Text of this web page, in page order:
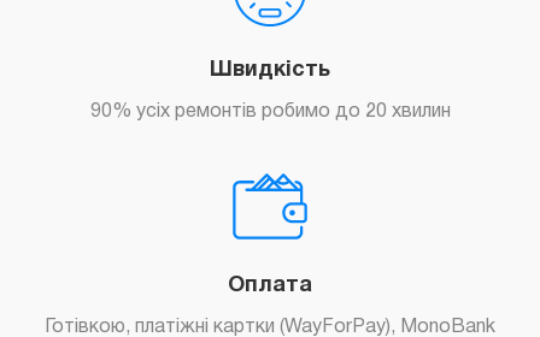
Швидкість
90% усіх ремонтів робимо до 20 хвилин
Оплата
Готівкою, платіжні картки (WayForPay), MonoBank